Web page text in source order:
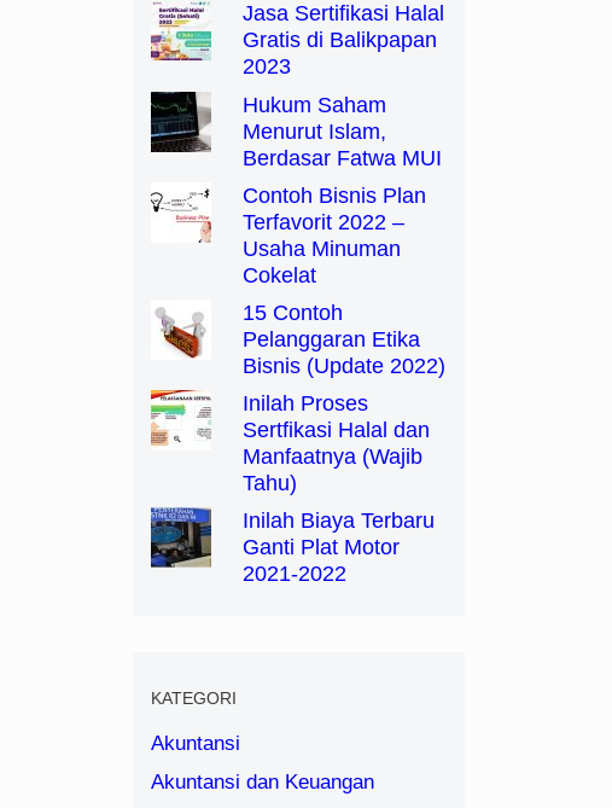
Jasa Sertifikasi Halal
Gratis di Balikpapan
2023
Hukum Saham
Menurut Islam,
Berdasar Fatwa MUI
Contoh Bisnis Plan
Terfavorit 2022 –
Usaha Minuman
Cokelat
15 Contoh
Pelanggaran Etika
Bisnis (Update 2022)
Inilah Proses
Sertfikasi Halal dan
Manfaatnya (Wajib
Tahu)
Inilah Biaya Terbaru
Ganti Plat Motor
2021-2022
KATEGORI
Akuntansi
Akuntansi dan Keuangan